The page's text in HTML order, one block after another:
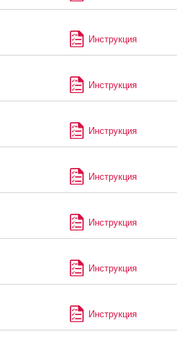
Инструкция
Инструкция
Инструкция
Инструкция
Инструкция
Инструкция
Инструкция